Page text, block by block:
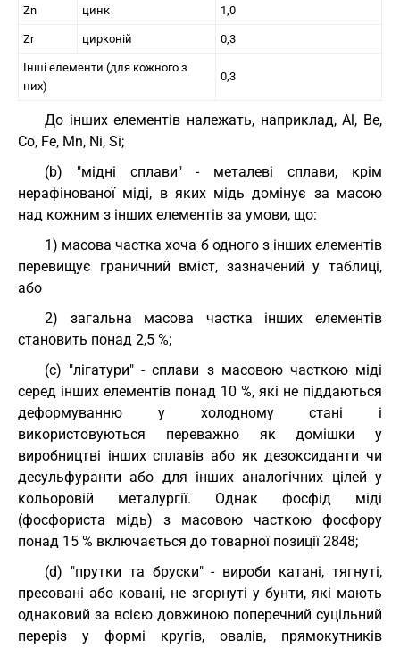
Zn цинк 1,0
Zr цирконій 0,3
Інші елементи (для кожного з
них)
0,3
До інших елементів належать, наприклад, Al, Be,
Co, Fe, Mn, Ni, Si;
(b) "мідні сплави" - металеві сплави, крім
нерафінованої міді, в яких мідь домінує за масою
над кожним з інших елементів за умови, що:
1) масова частка хоча б одного з інших елементів
перевищує граничний вміст, зазначений у таблиці,
або
2) загальна масова частка інших елементів
становить понад 2,5 %;
(c) "лігатури" - сплави з масовою часткою міді
серед інших елементів понад 10 %, які не піддаються
деформуванню у холодному стані і
використовуються переважно як домішки у
виробництві інших сплавів або як дезоксиданти чи
десульфуранти або для інших аналогічних цілей у
кольоровій металургії. Однак фосфід міді
(фосфориста мідь) з масовою часткою фосфору
понад 15 % включається до товарної позиції 2848;
(d) "прутки та бруски" - вироби катані, тягнуті,
пресовані або ковані, не згорнуті у бунти, які мають
однаковий за всією довжиною поперечний суцільний
переріз у формі кругів, овалів, прямокутників